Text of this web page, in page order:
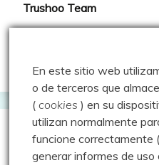
Trushoo Team
Webs que cotilleo
En este sitio web
o de terceros que
(cookies ) en su
utilizan normalmente
funcione correctamente
generar informes de